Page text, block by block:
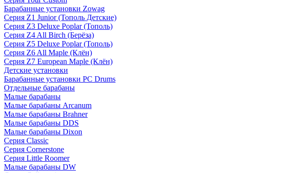
Барабанные установки Zowag
Серия Z1 Junior (Тополь Детские)
Серия Z3 Deluxe Poplar (Тополь)
Серия Z4 All Birch (Берёза)
Серия Z5 Deluxe Poplar (Тополь)
Серия Z6 All Maple (Клён)
Серия Z7 European Maple (Клён)
Детские установки
Барабанные установки PC Drums
Отдельные барабаны
Малые барабаны
Малые барабаны Arcanum
Малые барабаны Brahner
Малые барабаны DDS
Малые барабаны Dixon
Серия Classic
Серия Cornerstone
Серия Little Roomer
Малые барабаны DW